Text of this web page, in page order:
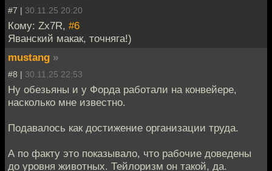
#7 | 30.11.25 20:20
Кому: Zx7R, #6
Яванский макак, точняга!)
mustang »
#8 | 30.11.25 22:53
Ну обезьяны и у Форда работали на конвейере,
насколько мне известно.
Подавалось как достижение организации труда.
А по факту это показывало, что рабочие доведены
до уровня животных. Тейлоризм он такой, да.